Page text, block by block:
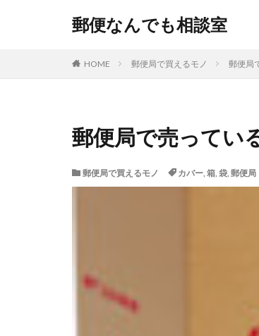
郵便なんでも相談室
HOME 郵便局で買えるモノ 郵便局
郵便局で売ってい
郵便局で買えるモノ カバー, 箱, 袋, 郵便局